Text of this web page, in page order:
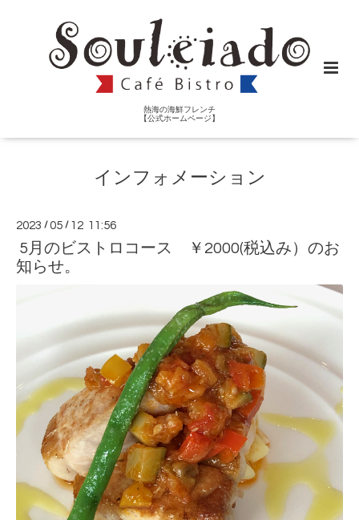
熱海の海鮮フレンチ
【公式ホームページ】
インフォメーション
2023 /05 / 12 11:56
5月のビストロコース ￥2000(税込み）のお
知らせ。